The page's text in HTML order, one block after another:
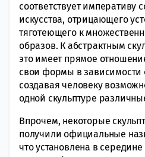
соответствует императиву
искусства, отрицающего
тяготеющего к
образов. К абстрактным
это имеет прямое
свои формы в зависимости
создавая человеку
одной скульптуре
Впрочем, некоторые
получили официальные
что установлена в